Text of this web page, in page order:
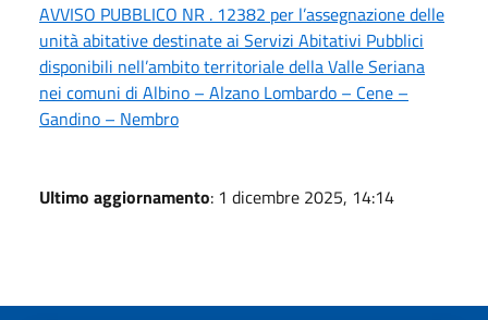
AVVISO PUBBLICO NR . 12382 per l’assegnazione delle
unità abitative destinate ai Servizi Abitativi Pubblici
disponibili nell’ambito territoriale della Valle Seriana
nei comuni di Albino – Alzano Lombardo – Cene –
Gandino – Nembro
Ultimo aggiornamento: 1 dicembre 2025, 14:14